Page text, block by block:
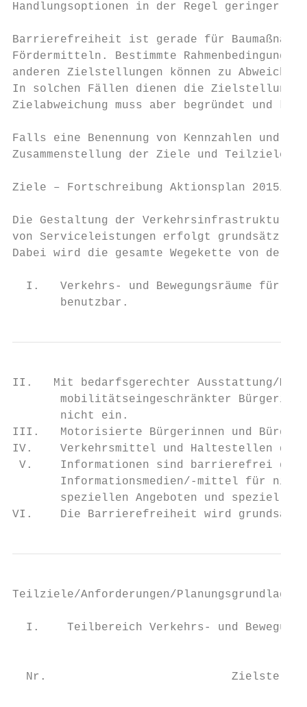
Handlungsoptionen in der Regel geringer.
Barrierefreiheit ist gerade für
Fördermitteln. Bestimmte
anderen Zielstellungen können zu
In solchen Fällen dienen die Zielstellungen
Zielabweichung muss aber begründet und
Falls eine Benennung von Kennzahlen
Zusammenstellung der Ziele und Teilziele
Ziele – Fortschreibung Aktionsplan 2015/
Die Gestaltung der Verkehrsinfrastruktur,
von Serviceleistungen erfolgt
Dabei wird die gesamte Wegekette von der
I.   Verkehrs- und Bewegungsräume für
       benutzbar.
II.   Mit bedarfsgerechter Ausstattung/
mobilitätseingeschränkter
       nicht ein.
III.   Motorisierte Bürgerinnen und Bürger
IV.    Verkehrsmittel und Haltestellen des
V.    Informationen sind barrierefrei
Informationsmedien/-mittel für
speziellen Angeboten und
VI.    Die Barrierefreiheit wird
Teilziele/Anforderungen/Planungsgrundlagen
I.    Teilbereich Verkehrs- und
Nr.